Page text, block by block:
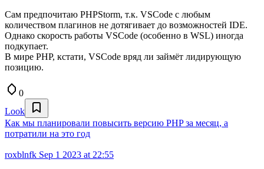
Сам предпочитаю PHPStorm, т.к. VSCode с любым
количеством плагинов не дотягивает до возможностей IDE.
Однако скорость работы VSCode (особенно в WSL) иногда
подкупает.
В мире PHP, кстати, VSCode вряд ли займёт лидирующую
позицию.
0
Look
Как мы планировали повысить версию PHP за месяц, а
потратили на это год
roxblnfk Sep 1 2023 at 22:55